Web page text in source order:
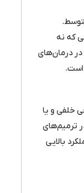
که نه
بسیار سفید و نه تیره هستند. استفاده از A1 در درمان‌های
خلفی و یا
ترمیم‌های
بالایی